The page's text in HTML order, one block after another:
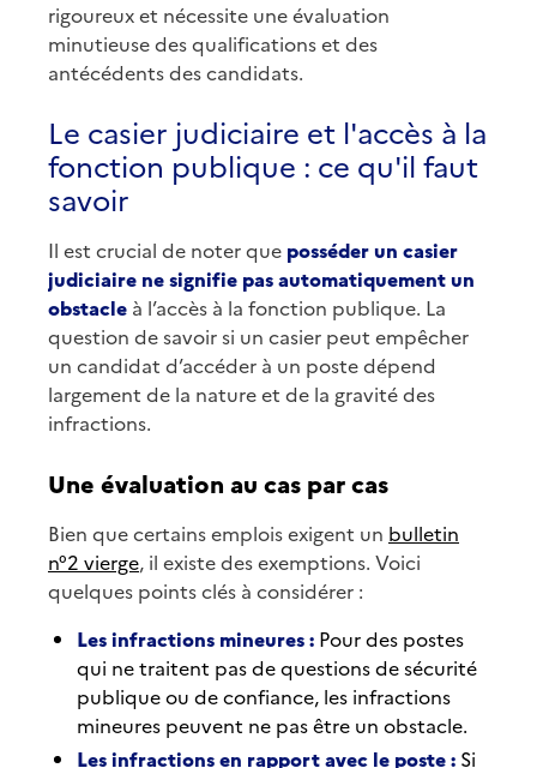
rigoureux et nécessite une évaluation
minutieuse des qualifications et des
antécédents des candidats.
Le casier judiciaire et l'accès à la
fonction publique : ce qu'il faut
savoir
Il est crucial de noter que posséder un casier
judiciaire ne signifie pas automatiquement un
obstacle à l’accès à la fonction publique. La
question de savoir si un casier peut empêcher
un candidat d’accéder à un poste dépend
largement de la nature et de la gravité des
infractions.
Une évaluation au cas par cas
Bien que certains emplois exigent un bulletin
n°2 vierge, il existe des exemptions. Voici
quelques points clés à considérer :
Les infractions mineures : Pour des postes
qui ne traitent pas de questions de sécurité
publique ou de confiance, les infractions
mineures peuvent ne pas être un obstacle.
Les infractions en rapport avec le poste : Si